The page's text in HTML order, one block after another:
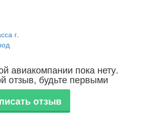
г.
авиакомпании пока нету.
отзыв, будьте первыми
отзыв